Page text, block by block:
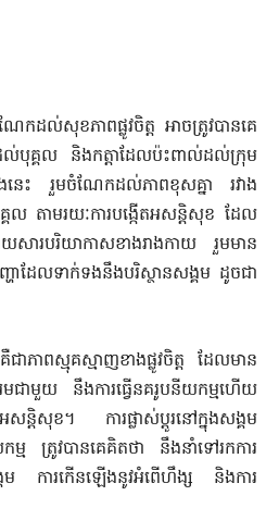
កដល់សុខភាពផ្លូវចិត្ត អាច​ត្រូវ​បានគេ
ល់បុគ្គល និងកត្តាដែល​ប៉ះពាល់​ដល់ក្រុម
នេះ រួមចំណែកដល់​ភាព​ខុសគ្នា រវាង
ល ​តាមរយៈការបង្កើត​អសន្តិសុខ ដែល
ារបរិយាកាសខាង​រាង​កាយ រួមមាន
ហាដែលទាក់ទង​នឹង​បរិស្ថានសង្គម ដូចជា
ាភាពស្មុគស្មាញខាងផ្លូវចិត្ត ដែលមាន
ាមួយ នឹងការធ្វើនគរូបនីយកម្មហើយ
សន្តិសុខ។ ការផ្លាស់ប្តូរនៅក្នុងសង្គម
ម ត្រូវបានគេគិតថា នឹងនាំទៅរកការ
ង្គម ការកើនឡើងនូវអំពើហឹង្ស និងការ